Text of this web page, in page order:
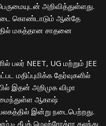
அறிவித்துள்ளது.
கொண்டாடும் ஆன்தே
மகத்தான சாதனை
NEET, UG மற்றும் JEE
மதிப்புமிக்க தேர்வுகளில்
இதன் அறிமுக விழா
ஆகாஷ்
இன்று நடைபெற்றது.
தீபக் மெஹ்ரோத்ரா கலந்து